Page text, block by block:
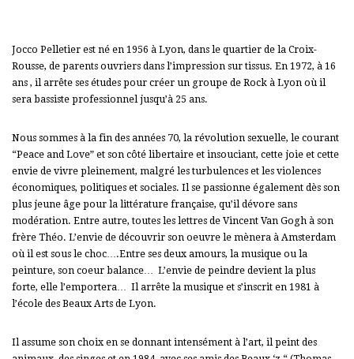
Jocco Pelletier est né en 1956 à Lyon, dans le quartier de la Croix-
Rousse, de parents ouvriers dans l’impression sur tissus. En 1972, à 16
ans , il arrête ses études pour créer un groupe de Rock à Lyon où il
sera bassiste professionnel jusqu’à 25 ans.
Nous sommes à la fin des années 70, la révolution sexuelle, le courant
“Peace and Love” et son côté libertaire et insouciant, cette joie et cette
envie de vivre pleinement, malgré les turbulences et les violences
économiques, politiques et sociales. Il se passionne également dès son
plus jeune âge pour la littérature française, qu’il dévore sans
modération. Entre autre, toutes les lettres de Vincent Van Gogh à son
frère Théo. L’envie de découvrir son oeuvre le mènera à Amsterdam
où il est sous le choc….Entre ses deux amours, la musique ou la
peinture, son coeur balance…
L’envie de peindre devient la plus
forte, elle l’emportera…
Il arrête la musique et s’inscrit en 1981 à
l’école des Beaux Arts de Lyon.
Il assume son choix en se donnant intensément à l’art, il peint des